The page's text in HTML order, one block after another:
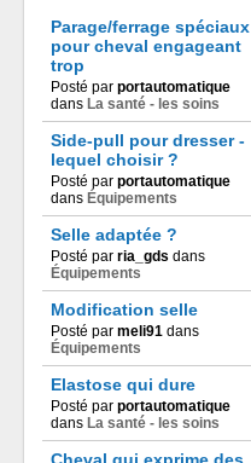
Parage/ferrage spéciaux
pour cheval engageant
trop
Posté par portautomatique
dans La santé - les soins
Side-pull pour dresser -
lequel choisir ?
Posté par portautomatique
dans Équipements
Selle adaptée ?
Posté par ria_gds dans
Équipements
Modification selle
Posté par meli91 dans
Équipements
Elastose qui dure
Posté par portautomatique
dans La santé - les soins